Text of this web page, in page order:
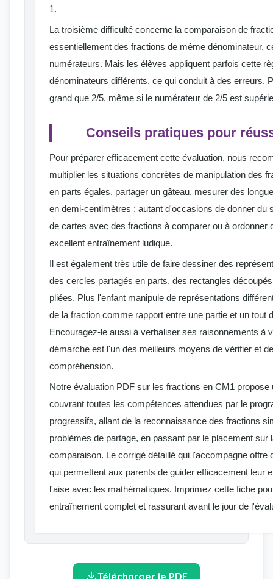
1.
La troisième difficulté concerne la comparaison de
essentiellement des fractions de même dénominateur,
numérateurs. Mais les élèves appliquent parfois cette
dénominateurs différents, ce qui conduit à des erreurs.
grand que 2/5, même si le numérateur de 2/5 est
Conseils pratiques pour
Pour préparer efficacement cette évaluation, nous
multiplier les situations concrètes de manipulation des
en parts égales, partager un gâteau, mesurer des
en demi-centimètres : autant d'occasions de donner du
de cartes avec des fractions à comparer ou à ordonner
excellent entraînement ludique.
Il est également très utile de faire dessiner des
des cercles partagés en parts, des rectangles
pliées. Plus l'enfant manipule de représentations
de la fraction comme rapport entre une partie et un tout
Encouragez-le aussi à verbaliser ses raisonnements à
démarche est l'un des meilleurs moyens de vérifier et
compréhension.
Notre évaluation PDF sur les fractions en CM1
couvrant toutes les compétences attendues par le
progressifs, allant de la reconnaissance des fractions
problèmes de partage, en passant par le placement sur
comparaison. Le corrigé détaillé qui l'accompagne offre
qui permettent aux parents de guider efficacement leur
l'aise avec les mathématiques. Imprimez cette fiche
entraînement complet et rassurant avant le jour de
Télécharger le PDF